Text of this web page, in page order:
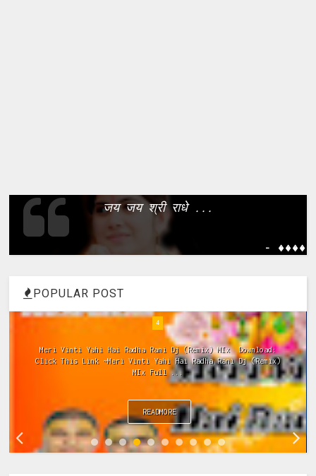
जय जय श्री राधे ...
- ����
POPULAR POST
4
Meri Vinti Yahi Hai Radha Rani Dj (Remix) MIx Download:
Click This Link ~Meri Vinti Yahi Hai Radha Rani Dj (Remix)
MIx Full ...
READMORE